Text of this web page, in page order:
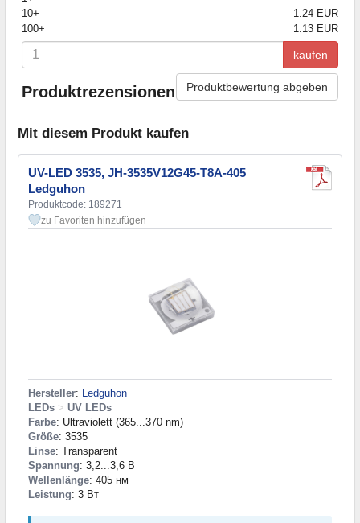
10+
1.24 EUR
100+
1.13 EUR
kaufen
Produktrezensionen Produktbewertung abgeben
Mit diesem Produkt kaufen
UV-LED 3535, JH-3535V12G45-T8A-405
Ledguhon
Produktcode: 189271
zu Favoriten hinzufügen
Hersteller: Ledguhon
LEDs > UV LEDs
Farbe: Ultraviolett (365...370 nm)
Größe: 3535
Linse: Transparent
Spannung: 3,2...3,6 В
Wellenlänge: 405 нм
Leistung: 3 Вт